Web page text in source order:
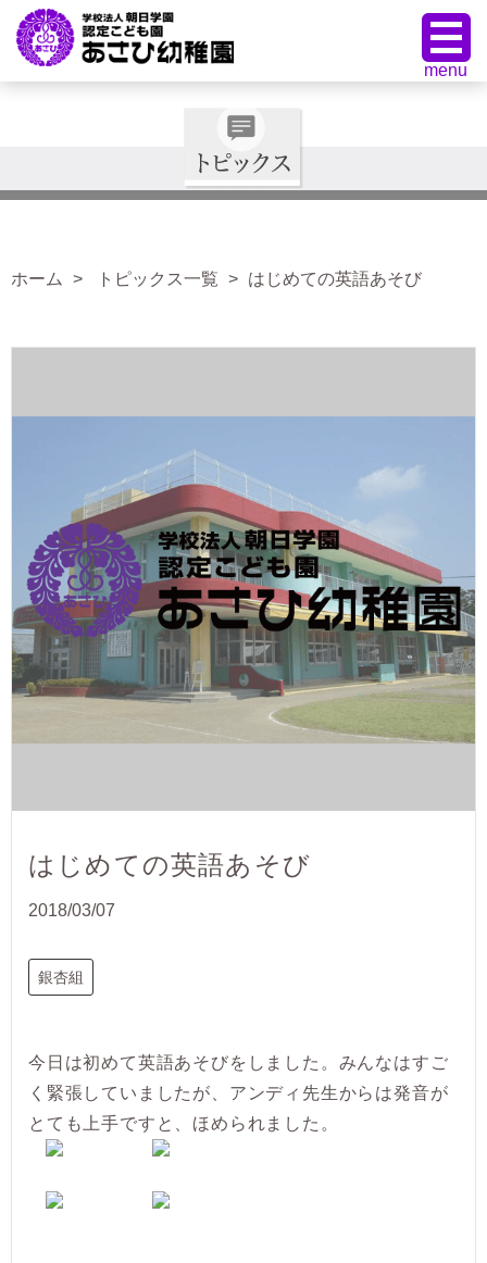
ホーム トピックス一覧 はじめての英語あそび
はじめての英語あそび
2018/03/07
銀杏組
今日は初めて英語あそびをしました。みんなはすご
く緊張していましたが、アンディ先生からは発音が
とても上手ですと、ほめられました。